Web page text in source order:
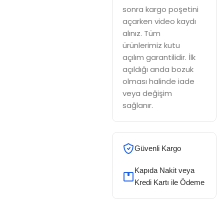
sonra kargo poşetini
açarken video kaydı
alınız. Tüm
ürünlerimiz kutu
açılım garantilidir. İlk
açıldığı anda bozuk
olması halinde iade
veya değişim
sağlanır.
Güvenli Kargo
Kapıda Nakit veya
Kredi Kartı ile Ödeme